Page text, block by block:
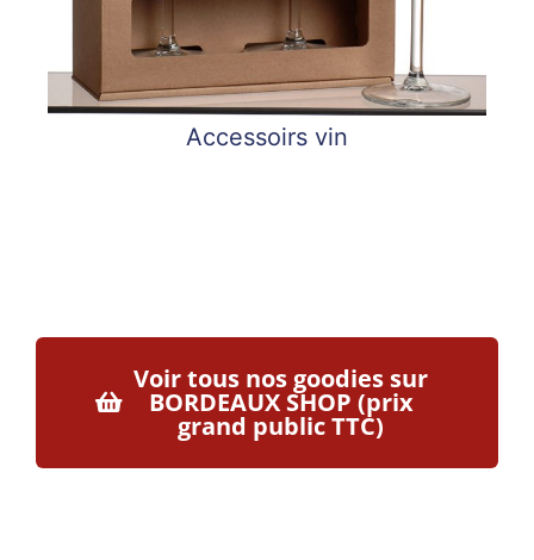
Accessoirs vin
Voir tous nos goodies sur
BORDEAUX SHOP (prix
grand public TTC)